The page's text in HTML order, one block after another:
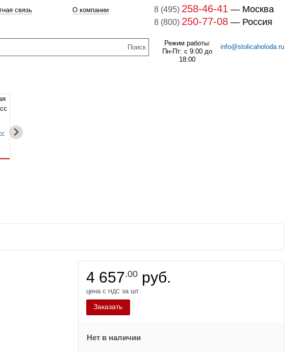
связь О компании 8 (495) 258-46-41 — Москва
8 (800) 250-77-08 — Россия
Режим работы:
Пн-Пт: с 9:00 до
18:00
info@stolicaholoda.ru
4 657.00 руб.
цена с НДС за шт.
Заказать
Нет в наличии